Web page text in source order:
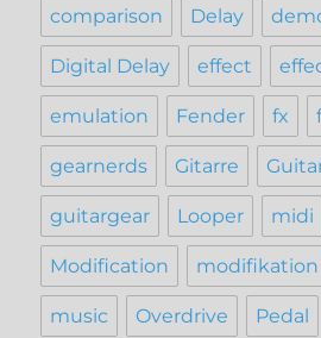
comparison Delay
Digital Delay effect
emulation Fender fx
gearnerds Gitarre
guitargear Looper midi
Modification modifikation
music Overdrive Pedal